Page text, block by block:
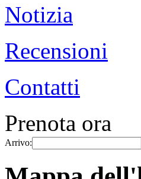
Notizia
Recensioni
Contatti
Prenota ora
Arrivo: